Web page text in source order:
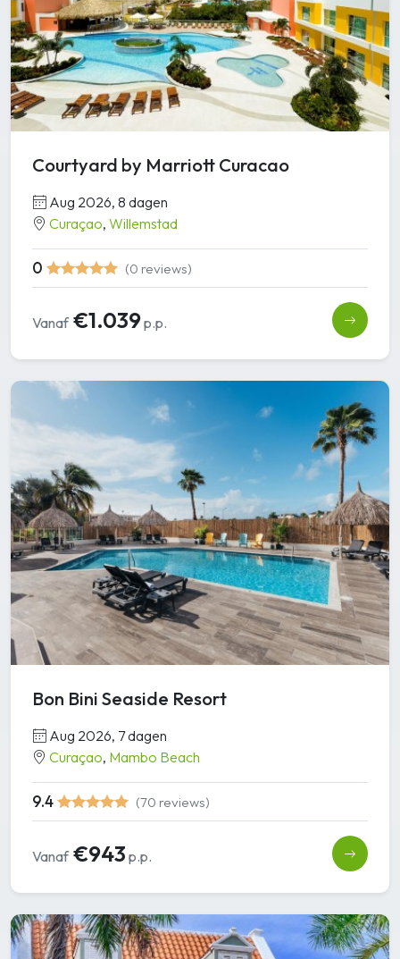
Courtyard by Marriott Curacao
Aug 2026, 8 dagen
Curaçao, Willemstad
0 (0 reviews)
Vanaf€1.039p.p.
Bon Bini Seaside Resort
Aug 2026, 7 dagen
Curaçao, Mambo Beach
9.4 (70 reviews)
Vanaf€943 p.p.